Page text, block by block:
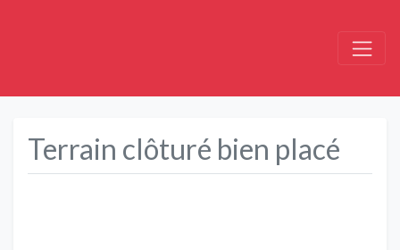
Terrain clôturé bien placé